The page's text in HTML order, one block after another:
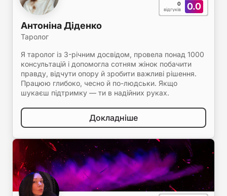
0.0
0
відгуків
Антоніна Діденко
Таролог
Я таролог із 3-річним досвідом, провела понад 1000
консультацій і допомогла сотням жінок побачити
правду, відчути опору й зробити важливі рішення.
Працюю глибоко, чесно й по-людськи. Якщо
шукаєш підтримку — ти в надійних руках.
Докладніше